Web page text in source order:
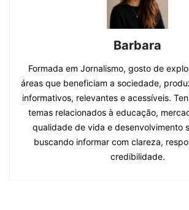
Barbara
Formada em Jornalismo, gosto de
áreas que beneficiam a sociedade,
informativos, relevantes e acessíveis.
temas relacionados à educação,
qualidade de vida e desenvolvimento
buscando informar com clareza,
credibilidade.